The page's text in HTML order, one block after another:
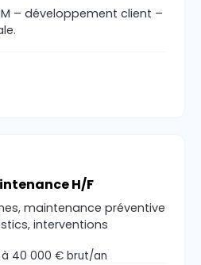
– développement client –
H/F
maintenance préventive
interventions
40 000 € brut/an